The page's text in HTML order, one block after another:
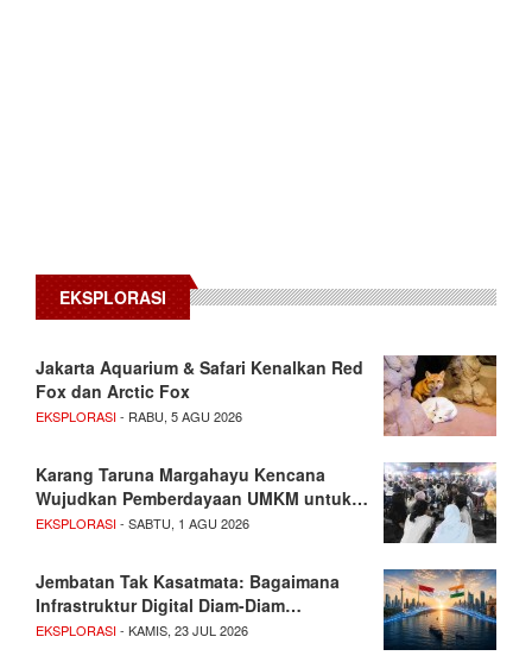
EKSPLORASI
Jakarta Aquarium & Safari Kenalkan Red
Fox dan Arctic Fox
EKSPLORASI- RABU, 5 AGU 2026
Karang Taruna Margahayu Kencana
Wujudkan Pemberdayaan UMKM untuk…
EKSPLORASI- SABTU, 1 AGU 2026
Jembatan Tak Kasatmata: Bagaimana
Infrastruktur Digital Diam-Diam…
EKSPLORASI- KAMIS, 23 JUL 2026